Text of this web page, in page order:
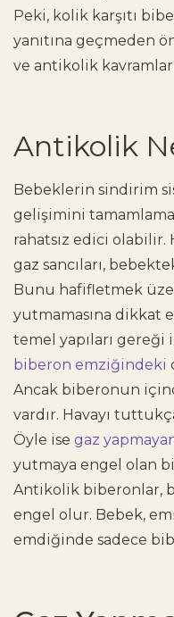
Peki, kolik karşıtı
yanıtına geçmeden
ve antikolik
Antikolik
Bebeklerin sindirim
gelişimini
rahatsız edici
gaz sancıları,
Bunu hafifletmek
yutmamasına dikkat
temel yapıları gereği
biberon emziğindeki
Ancak biberonun
vardır. Havayı
Öyle ise gaz
yutmaya engel olan
Antikolik biberonlar,
engel olur. Bebek,
emdiğinde sadece